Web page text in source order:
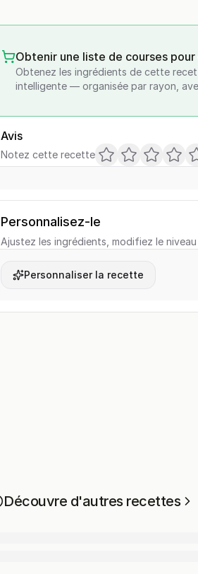
Obtenir une liste de courses
Obtenez les ingrédients de cette
intelligente — organisée par rayon,
Avis
Notez cette recette
Personnalisez-le
Ajustez les ingrédients, modifiez le
Personnaliser la recette
Découvre d'autres recettes